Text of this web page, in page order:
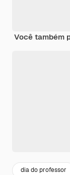
Você também
dia do professor